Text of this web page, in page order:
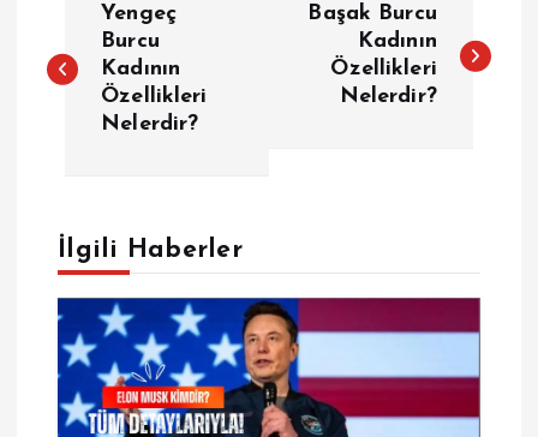
a
g
e
z
Yengeç
Burcu
Kadının
Özellikleri
Nelerdir?
Başak Burcu
Kadının
Özellikleri
Nelerdir?
İlgili Haberler